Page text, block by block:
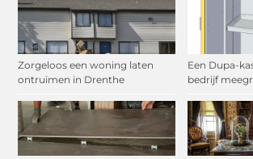
Zorgeloos een woning laten
ontruimen in Drenthe
Een Dupa-
bedrijf